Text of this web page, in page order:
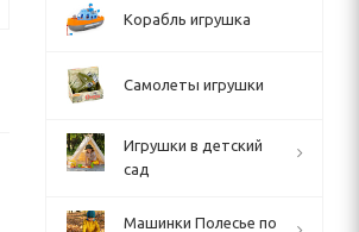
Корабль игрушка
Самолеты игрушки
Игрушки в детский
сад
Машинки Полесье по